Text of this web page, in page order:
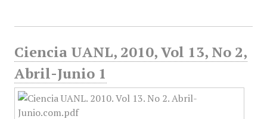
Ciencia UANL, 2010, Vol 13, No 2,
Abril-Junio 1